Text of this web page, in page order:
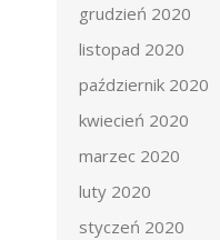
grudzień 2020
listopad 2020
październik 2020
kwiecień 2020
marzec 2020
luty 2020
styczeń 2020